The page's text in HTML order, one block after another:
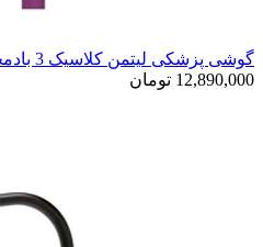
گوشی پزشکی لیتمن کلاسیک 3 بادمجانی استیل 5831
12,890,000 تومان